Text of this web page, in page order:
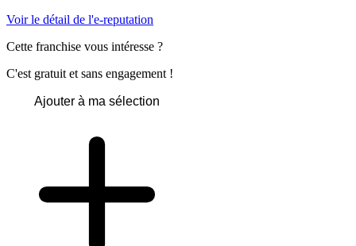
Voir le détail de l'e-reputation
Cette franchise vous intéresse ?
C'est gratuit et sans engagement !
Ajouter à ma sélection